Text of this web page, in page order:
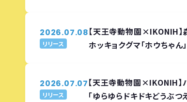
2026.07.08
リリース
【天王寺動物園×IKONIH
ホッキョクグマ「ホウちゃん
2026.07.07
リリース
【天王寺動物園×IKONIH
「ゆらゆらドキドキどうぶつ